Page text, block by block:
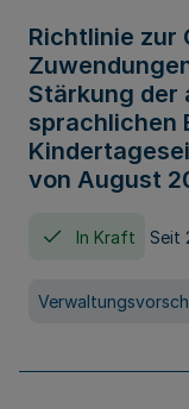
Richtlinie zur
Stärkung
sprachlichen
von August
In Kraft Seit